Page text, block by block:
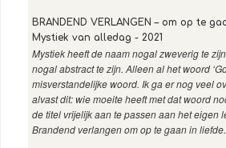
BRANDEND VERLANGEN – om op te
Mystiek van alledag - 2021
Mystiek heeft de naam nogal zweverig te
nogal abstract te zijn. Alleen al het woord
misverstandelijke woord. Ik ga er nog veel
alvast dit: wie moeite heeft met dat woord
de titel vrijelijk aan te passen aan het eigen
Brandend verlangen om op te gaan in liefde.